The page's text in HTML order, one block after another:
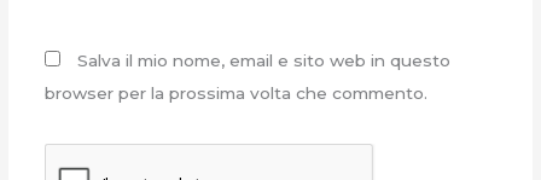
Salva il mio nome, email e sito web in questo
browser per la prossima volta che commento.